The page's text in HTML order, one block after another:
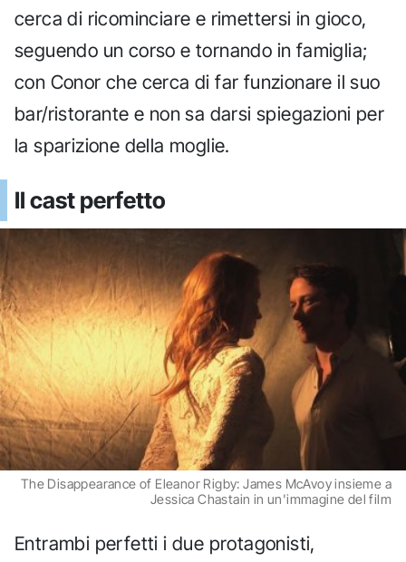
cerca di ricominciare e rimettersi in gioco,
seguendo un corso e tornando in famiglia;
con Conor che cerca di far funzionare il suo
bar/ristorante e non sa darsi spiegazioni per
la sparizione della moglie.
Il cast perfetto
The Disappearance of Eleanor Rigby: James McAvoy insieme a
Jessica Chastain in un'immagine del film
Entrambi perfetti i due protagonisti,